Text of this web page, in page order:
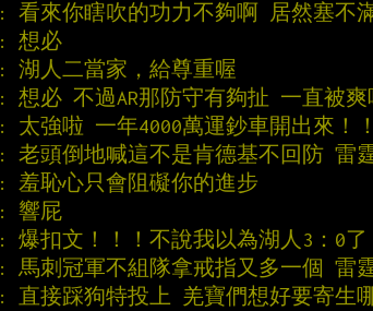
: 看來你瞎吹的功力不夠啊 居然塞不
: 想必
: 湖人二當家，給尊重喔
: 想必 不過AR那防守有夠扯 一直被爽
: 太強啦 一年4000萬運鈔車開出來！
: 老頭倒地喊這不是肯德基不回防 雷
: 羞恥心只會阻礙你的進步
: 響屁
: 爆扣文！！！不說我以為湖人3：0了
: 馬刺冠軍不組隊拿戒指又多一個 雷霆
: 直接踩狗特投上 羌寶們想好要寄生